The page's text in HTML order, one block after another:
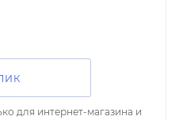
для интернет-магазина и